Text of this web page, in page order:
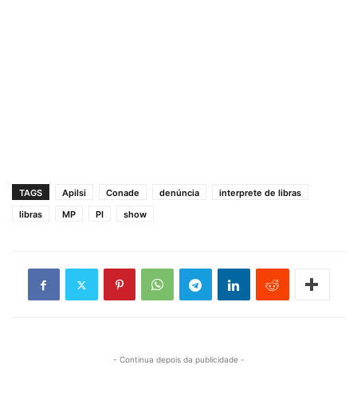
TAGS Apilsi Conade denúncia
interprete de libras
libras
MP PI show
- Continua depois da publicidade -